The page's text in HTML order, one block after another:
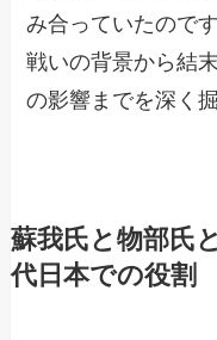
み合っていたので
戦いの背景から結
の影響までを深く
蘇我氏と物部氏
代日本での役割